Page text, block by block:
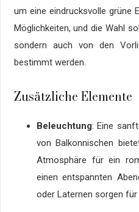
um eine eindrucksvolle grüne
Möglichkeiten, und die Wahl
sondern auch von den
bestimmt werden.
Zusätzliche Elemente
Beleuchtung: Eine
von Balkonnischen
Atmosphäre für ein
einen entspannten
oder Laternen sorgen